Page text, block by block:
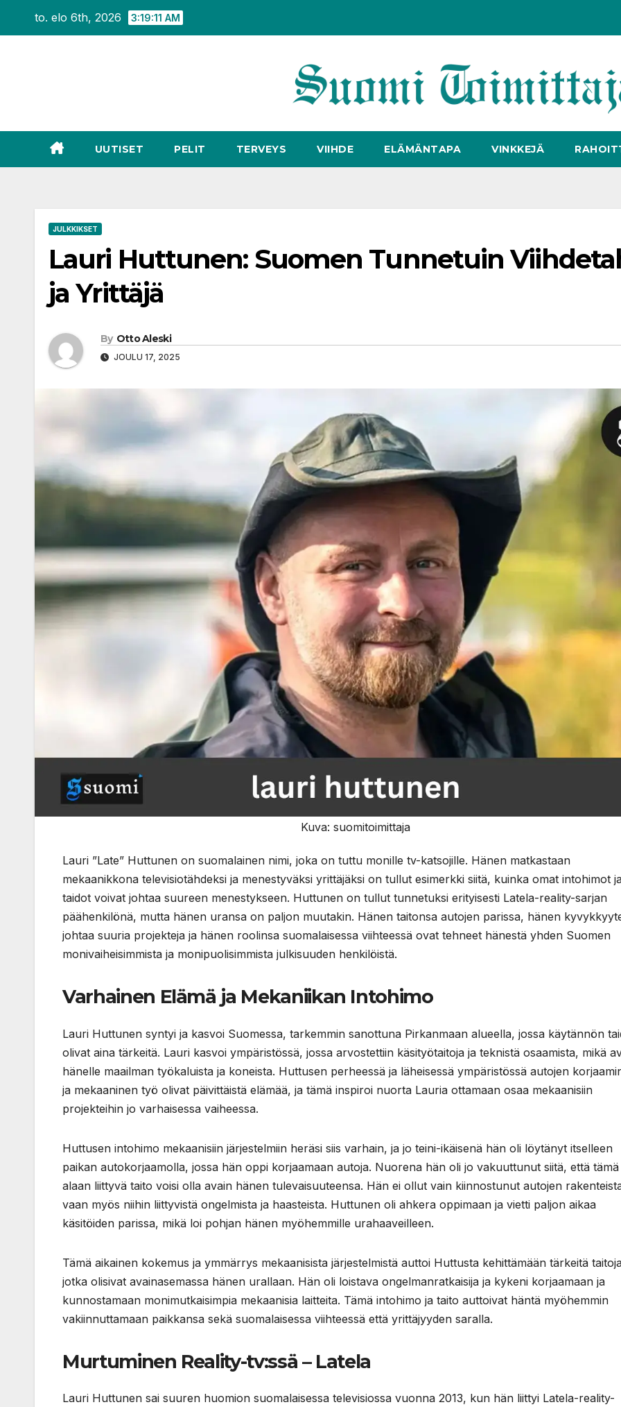
to. elo 6th, 2026 3:19:12 AM
UUTISET PELIT TERVEYS VIIHDE ELÄMÄNTAPA VINKKEJÄ
JULKKIKSET
Lauri Huttunen: Suomen Tunnetuin
ja Yrittäjä
By Otto Aleski
JOULU 17, 2025
Kuva: suomitoimittaja
Lauri ”Late” Huttunen on suomalainen nimi, joka on tuttu monille tv-katsojille. Hänen matkastaan
mekaanikkona televisiotähdeksi ja menestyväksi yrittäjäksi on tullut esimerkki siitä, kuinka omat intohimot
taidot voivat johtaa suureen menestykseen. Huttunen on tullut tunnetuksi erityisesti Latela-reality-sarjan
päähenkilönä, mutta hänen uransa on paljon muutakin. Hänen taitonsa autojen parissa, hänen
johtaa suuria projekteja ja hänen roolinsa suomalaisessa viihteessä ovat tehneet hänestä yhden Suomen
monivaiheisimmista ja monipuolisimmista julkisuuden henkilöistä.
Varhainen Elämä ja Mekaniikan Intohimo
Lauri Huttunen syntyi ja kasvoi Suomessa, tarkemmin sanottuna Pirkanmaan alueella, jossa käytännön
olivat aina tärkeitä. Lauri kasvoi ympäristössä, jossa arvostettiin käsityötaitoja ja teknistä osaamista, mikä
hänelle maailman työkaluista ja koneista. Huttusen perheessä ja läheisessä ympäristössä autojen
ja mekaaninen työ olivat päivittäistä elämää, ja tämä inspiroi nuorta Lauria ottamaan osaa mekaanisiin
projekteihin jo varhaisessa vaiheessa.
Huttusen intohimo mekaanisiin järjestelmiin heräsi siis varhain, ja jo teini-ikäisenä hän oli löytänyt itselleen
paikan autokorjaamolla, jossa hän oppi korjaamaan autoja. Nuorena hän oli jo vakuuttunut siitä, että tämä
alaan liittyvä taito voisi olla avain hänen tulevaisuuteensa. Hän ei ollut vain kiinnostunut autojen
vaan myös niihin liittyvistä ongelmista ja haasteista. Huttunen oli ahkera oppimaan ja vietti paljon aikaa
käsitöiden parissa, mikä loi pohjan hänen myöhemmille urahaaveilleen.
Tämä aikainen kokemus ja ymmärrys mekaanisista järjestelmistä auttoi Huttusta kehittämään tärkeitä
jotka olisivat avainasemassa hänen urallaan. Hän oli loistava ongelmanratkaisija ja kykeni korjaamaan ja
kunnostamaan monimutkaisimpia mekaanisia laitteita. Tämä intohimo ja taito auttoivat häntä myöhemmin
vakiinnuttamaan paikkansa sekä suomalaisessa viihteessä että yrittäjyyden saralla.
Murtuminen Reality-tv:ssä – Latela
Lauri Huttunen sai suuren huomion suomalaisessa televisiossa vuonna 2013, kun hän liittyi Latela-reality-